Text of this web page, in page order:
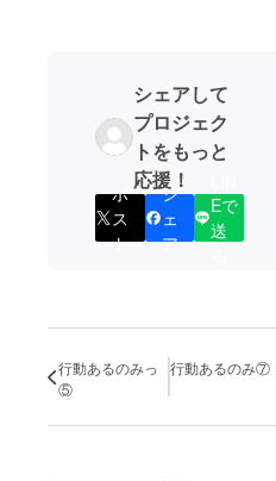
シェアして
プロジェク
トをもっと
応援！
ポ
ス
ト
シ
ェ
ア
Eで
送
行動あるのみっ
⑤
行動あるのみ⑦